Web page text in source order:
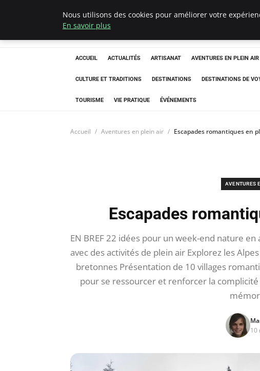
Correze Co
ACCUEIL ACTUALITÉS ARTISANAT AVENTURES EN PLEIN AIR
CULTURE ET TRADITIONS DESTINATIONS DESTINATIONS DE
TOURISME VIE PRATIQUE ÉVÉNEMENTS
Accueil Aventures en plein air Escapades romantiques en
AVENTURES
Escapades
EN BREF 22 idées pour un week-end nature
avec des activités de plein air Explorez les
bretonnes Présentation de 10 villages
pour se ressourcer et renforcer la
10
Nous utilisons des cookies pour améliorer votre
En savoir plus